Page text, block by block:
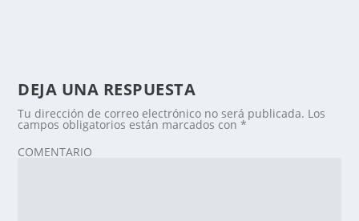
DEJA UNA RESPUESTA
Tu dirección de correo electrónico no será publicada. Los
campos obligatorios están marcados con*
COMENTARIO